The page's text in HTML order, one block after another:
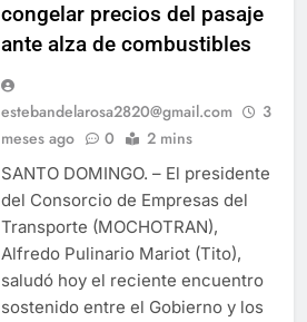
congelar precios del pasaje
ante alza de combustibles
estebandelarosa2820@gmail.com
3
meses ago
0 2 mins
SANTO DOMINGO. – El presidente
del Consorcio de Empresas del
Transporte (MOCHOTRAN),
Alfredo Pulinario Mariot (Tito),
saludó hoy el reciente encuentro
sostenido entre el Gobierno y los